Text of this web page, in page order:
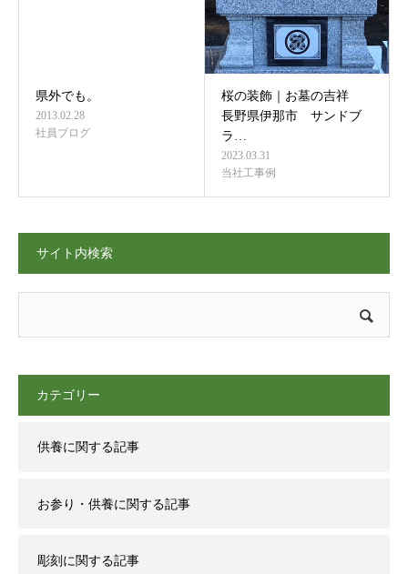
県外でも。
2013.02.28
社員ブログ
桜の装飾｜お墓の吉祥
長野県伊那市 サンドブ
ラ…
2023.03.31
当社工事例
サイト内検索
カテゴリー
供養に関する記事
お参り・供養に関する記事
彫刻に関する記事